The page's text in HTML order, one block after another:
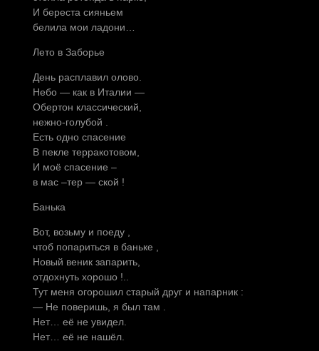
И береста сияньем
белила мои ладони…
Лето в Заборье
День расплавил олово.
Небо — как в Италии —
Обертон классический,
нежно-голубой .
Есть одно спасение
В пекле терракотовом,
И моё спасение –
в мас –тер — ской !
Банька
Вот, возьму и поеду ,
чтоб попариться в баньке ,
Новый веник запарить,
отдохнуть хорошо !..
Тут меня огорошил старый друг и напарник :
— Не поверишь, я был там .
Нет… её не увидел.
Нет… её не нашёл.